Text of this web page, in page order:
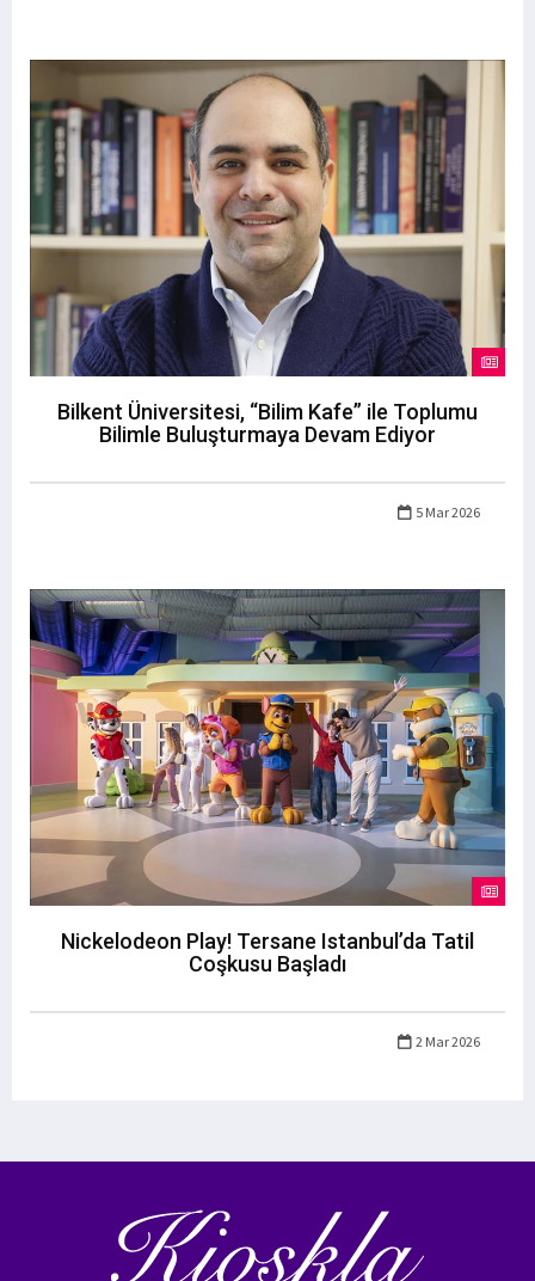
Bilkent Üniversitesi, “Bilim Kafe” ile Toplumu
Bilimle Buluşturmaya Devam Ediyor
5 Mar 2026
Nickelodeon Play! Tersane Istanbul’da Tatil
Coşkusu Başladı
2 Mar 2026